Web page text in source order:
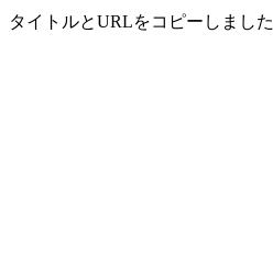
タイトルとURLをコピーしました